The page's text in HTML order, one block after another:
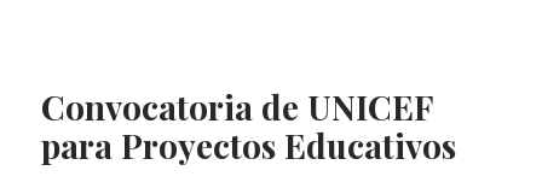
Convocatoria de UNICEF
para Proyectos Educativos